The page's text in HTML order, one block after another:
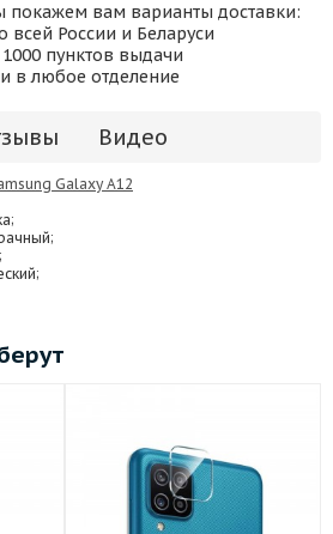
покажем вам варианты доставки:
всей России и Беларуси
пунктов выдачи
в любое отделение
Видео
Galaxy A12